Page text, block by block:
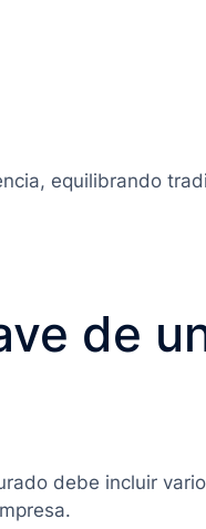
equilibrando
de
debe incluir